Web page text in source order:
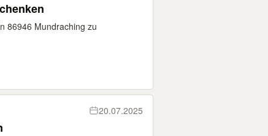
86946 Mundraching zu
20.07.2025